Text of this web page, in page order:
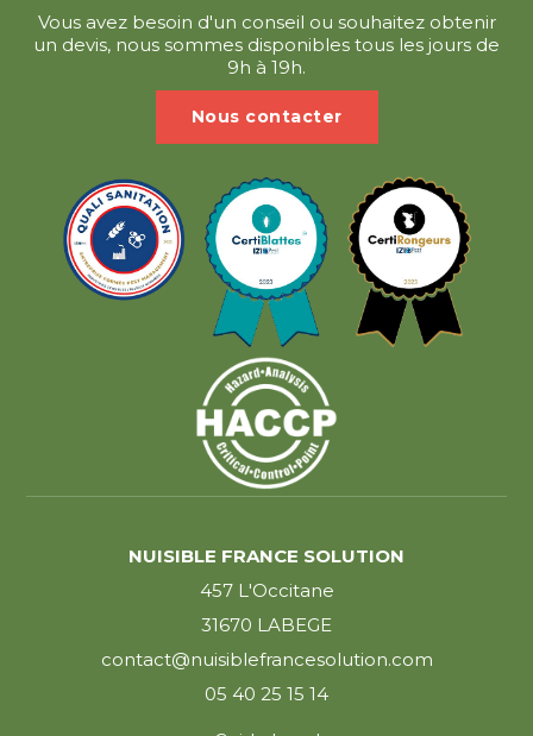
Vous avez besoin d'un conseil ou souhaitez obtenir
un devis, nous sommes disponibles tous les jours de
9h à 19h.
Nous contacter
NUISIBLE FRANCE SOLUTION
457 L'Occitane
31670 LABEGE
contact@nuisiblefrancesolution.com
05 40 25 15 14